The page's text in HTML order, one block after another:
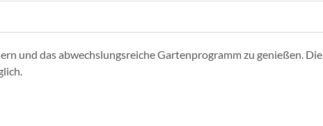
und das abwechslungsreiche Gartenprogramm zu genießen. Die